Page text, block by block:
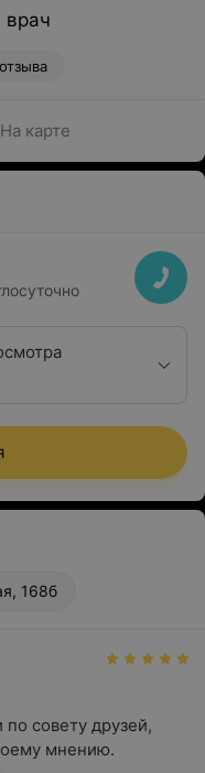
врач
На карте
168б
совету друзей,
мнению.